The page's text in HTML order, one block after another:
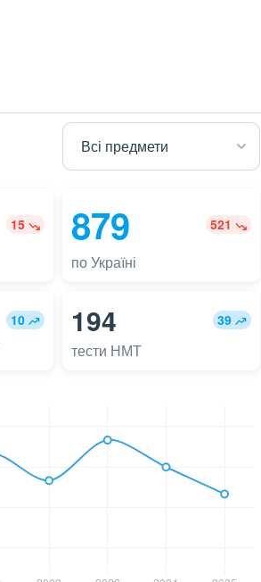
15 879 521
по Україні
10 194 39
тести НМТ